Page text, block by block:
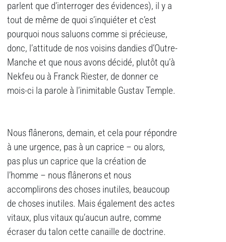
parlent que d’interroger des évidences), il y a
tout de même de quoi s’inquiéter et c’est
pourquoi nous saluons comme si précieuse,
donc, l’attitude de nos voisins dandies d’Outre-
Manche et que nous avons décidé, plutôt qu’à
Nekfeu ou à Franck Riester, de donner ce
mois-ci la parole à l’inimitable Gustav Temple.
Nous flânerons, demain, et cela pour répondre
à une urgence, pas à un caprice – ou alors,
pas plus un caprice que la création de
l’homme – nous flânerons et nous
accomplirons des choses inutiles, beaucoup
de choses inutiles. Mais également des actes
vitaux, plus vitaux qu’aucun autre, comme
écraser du talon cette canaille de doctrine.